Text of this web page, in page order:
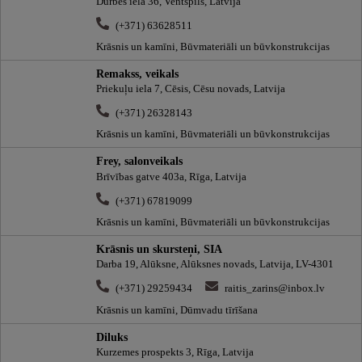
(+371) 63628511
Krāsnis un kamīni, Būvmateriāli un būvkonstrukcijas
Remakss, veikals
Priekuļu iela 7, Cēsis, Cēsu novads, Latvija
(+371) 26328143
Krāsnis un kamīni, Būvmateriāli un būvkonstrukcijas
Frey, salonveikals
Brīvības gatve 403a, Rīga, Latvija
(+371) 67819099
Krāsnis un kamīni, Būvmateriāli un būvkonstrukcijas
Krāsnis un skursteņi, SIA
Darba 19, Alūksne, Alūksnes novads, Latvija, LV-4301
(+371) 29259434
raitis_zarins@inbox.lv
Krāsnis un kamīni, Dūmvadu tīrīšana
Diluks
Kurzemes prospekts 3, Rīga, Latvija